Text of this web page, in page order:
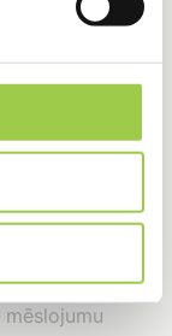
solis
čaumalas,